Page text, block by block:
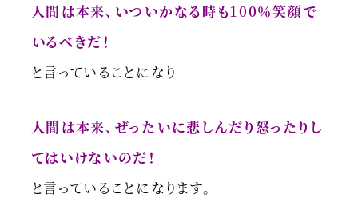
人間は本来、いついかなる時も100％笑顔で
いるべきだ！
と言っていることになり
人間は本来、ぜったいに悲しんだり怒ったりし
てはいけないのだ！
と言っていることになります。